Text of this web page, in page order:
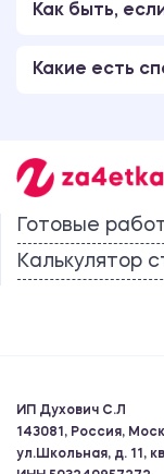
Как быть,
Какие есть
Готовые
Калькулятор
ИП Духович С.Л
143081, Россия,
ул.Школьная, д. 11,